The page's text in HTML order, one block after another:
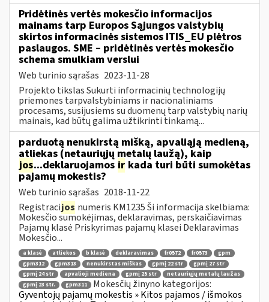
Pridėtinės vertės mokesčio informacijos
mainams tarp Europos Sąjungos valstybių
skirtos informacinės sistemos ITIS_EU plėtros
paslaugos. SME – pridėtinės vertės mokesčio
schema smulkiam verslui
Web turinio sąrašas 2023-11-28
Projekto tikslas Sukurti informacinių technologijų
priemones tarpvalstybiniams ir nacionaliniams
procesams, susijusiems su duomenų tarp valstybių narių
mainais, kad būtų galima užtikrinti tinkamą...
parduotą nenukirstą mišką, apvaliąją medieną,
atliekas (netauriųjų metalų laužą), kaip
jos...deklaruojamos ir kada turi būti sumokėtas
pajamų mokestis?
Web turinio sąrašas 2018-11-22
Registracijos numeris KM1235 Ši informacija skelbiama:
Mokesčio sumokėjimas, deklaravimas, perskaičiavimas
Pajamų klasė Priskyrimas pajamų klasei Deklaravimas
Mokesčio...
a klasė atliekos b klasė deklaravimas fr0572 fr0573
gpm
gpm312
gpm313 nenukirstas miškas gpmį 22 str
gpmį 27 str
gpmį 24 str
apvalioji mediena gpmį 25 str
netauriųjų metalų laužas
gpmį 23 str.
gpm311
Mokesčių žinyno kategorijos:
Gyventojų pajamų mokestis » Kitos pajamos / išmokos